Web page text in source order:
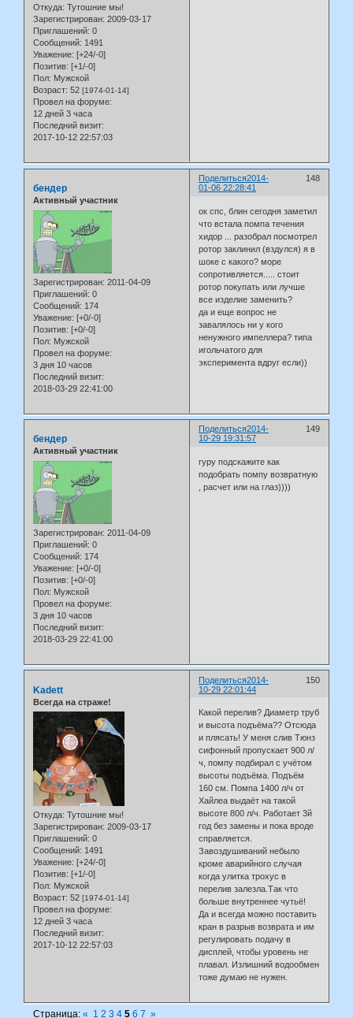
Откуда: Тутошние мы!
Зарегистрирован: 2009-03-17
Приглашений: 0
Сообщений: 1491
Уважение: [+24/-0]
Позитив: [+1/-0]
Пол: Мужской
Возраст: 52 [1974-01-14]
Провел на форуме:
12 дней 3 часа
Последний визит:
2017-10-12 22:57:03
Поделиться 148
2014-
01-06 22:28:41
бендер
Активный участник
Зарегистрирован: 2011-04-09
Приглашений: 0
Сообщений: 174
Уважение: [+0/-0]
Позитив: [+0/-0]
Пол: Мужской
Провел на форуме:
3 дня 10 часов
Последний визит:
2018-03-29 22:41:00
ок спс, блин сегодня заметил
что встала помпа течения
хидор ... разобрал посмотрел
ротор заклинил (вздулся) я в
шоке с какого? море
сопротивляется..... стоит
ротор покупать или лучше
все изделие заменить?
да и еще вопрос не
завалялось ни у кого
ненужного импеллера? типа
игольчатого для
эксперимента вдруг если))
Поделиться 149
2014-
10-29 19:31:57
бендер
Активный участник
Зарегистрирован: 2011-04-09
Приглашений: 0
Сообщений: 174
Уважение: [+0/-0]
Позитив: [+0/-0]
Пол: Мужской
Провел на форуме:
3 дня 10 часов
Последний визит:
2018-03-29 22:41:00
гуру подскажите как
подобрать помпу возвратную
, расчет или на глаз))))
Поделиться 150
2014-
10-29 22:01:44
Kadett
Всегда на страже!
Откуда: Тутошние мы!
Зарегистрирован: 2009-03-17
Приглашений: 0
Сообщений: 1491
Уважение: [+24/-0]
Позитив: [+1/-0]
Пол: Мужской
Возраст: 52 [1974-01-14]
Провел на форуме:
12 дней 3 часа
Последний визит:
2017-10-12 22:57:03
Какой перелив? Диаметр труб
и высота подъёма?? Отсюда
и плясать! У меня слив Тюнз
сифонный пропускает 900 л/
ч, помпу подбирал с учётом
высоты подъёма. Подъём
160 см. Помпа 1400 л/ч от
Хайлеа выдаёт на такой
высоте 800 л/ч. Работает 3й
год без замены и пока вроде
справляется.
Завоздушиваний небыло
кроме аварийного случая
когда улитка трохус в
перелив залезла.Так что
больше внутреннее чутьё!
Да и всегда можно поставить
кран в разрыв возврата и им
регулировать подачу в
дисплей, чтобы уровень не
плавал. Излишний водообмен
тоже думаю не нужен.
Страница:« 1 2 3 4 5 6 7 »